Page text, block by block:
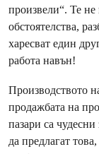
произвели“. Те не
обстоятелства,
харесват един
работа навън!
Производството
продажбата на
пазари са
да предлагат